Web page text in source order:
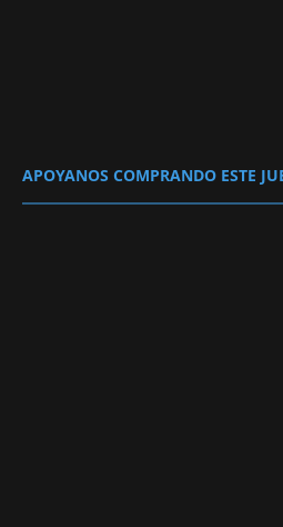
APOYANOS COMPRANDO ESTE